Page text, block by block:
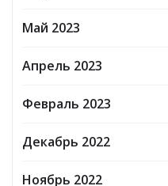
Май 2023
Апрель 2023
Февраль 2023
Декабрь 2022
Ноябрь 2022